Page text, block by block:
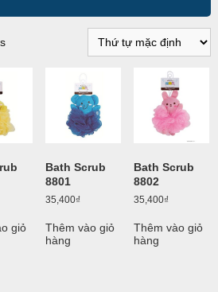
giỏ
Bath Scrub
8801
35,400₫
Thêm vào giỏ
hàng
Bath Scrub
8802
35,400₫
Thêm vào giỏ
hàng